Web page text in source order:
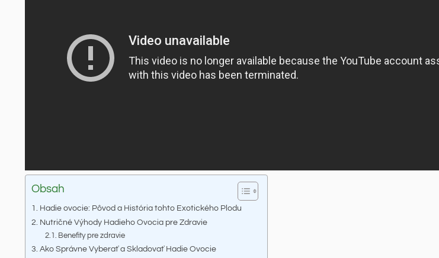
Obsah
Hadie ovocie: Pôvod a História tohto Exotického Plodu
Nutričné Výhody Hadieho Ovocia pre Zdravie
Benefity pre zdravie
Ako Správne Vyberať a Skladovať Hadie Ovocie